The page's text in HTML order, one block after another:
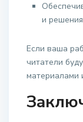
и
Если ваша
читатели
материалами